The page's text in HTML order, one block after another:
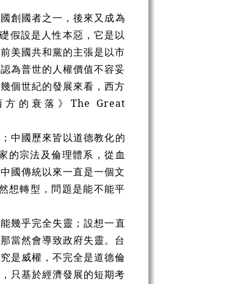
創國者之一，後來又成為
假設是人性本惡，它是以
美國共和黨的主張是以市
為普世的人權價值不容妥
個世紀的發展來看，西方
的衰落》The Great
中國歷來皆以道德教化的
的宗法及倫理體系，從血
國傳統以來一直是一個文
想轉型，問題是能不能平
幾乎完全失靈；設想一直
當然會導致政府失靈。台
是威權，不完全是道德倫
只基於經濟發展的短期考